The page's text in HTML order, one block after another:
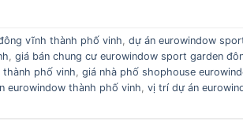
vĩnh thành phố vinh, dự án eurowindow
, giá bán chung cư eurowindow sport garden
thành phố vinh, giá nhà phố shophouse
eurowindow thành phố vinh, vị trí dự án